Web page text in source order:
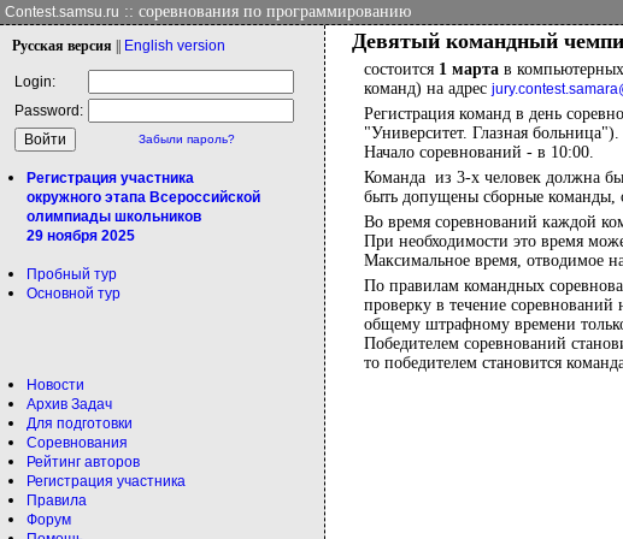
Contest.samsu.ru :: соревнования по программированию
Русская версия Eng lish version
Login:
Password:
Забыли пароль?
Регистрация участника
окружного этапа Всероссийской
олимпиады школьников
29 ноября 2025
Пробный тур
Основной тур
Новости
Архив Задач
Для подготовки
Соревнования
Рейтинг авторов
Регистрация участника
Правила
Форум
Девятый командный
состоится 1 марта в компьютерных
команд) на адрес
Регистрация команд в день
"Университет. Глазная больница").
Начало соревнований - в 10:00.
Команда из 3-х человек должна
быть допущены сборные команды,
Во время соревнований каждой
При необходимости это время
Максимальное время, отводимое
По правилам командных
проверку в течение соревнований
общему штрафному времени
Победителем соревнований
то победителем становится